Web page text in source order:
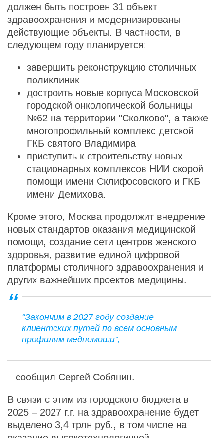
должен быть построен 31 объект
здравоохранения и модернизированы
действующие объекты. В частности, в
следующем году планируется:
завершить реконструкцию столичных
поликлиник
достроить новые корпуса Московской
городской онкологической больницы
№62 на территории "Сколково", а также
многопрофильный комплекс детской
ГКБ святого Владимира
приступить к строительству новых
стационарных комплексов НИИ скорой
помощи имени Склифосовского и ГКБ
имени Демихова.
Кроме этого, Москва продолжит внедрение
новых стандартов оказания медицинской
помощи, создание сети центров женского
здоровья, развитие единой цифровой
платформы столичного здравоохранения и
других важнейших проектов медицины.
"Закончим в 2027 году создание
клиентских путей по всем основным
профилям медпомощи",
– сообщил Сергей Собянин.
В связи с этим из городского бюджета в
2025 – 2027 г.г. на здравоохранение будет
выделено 3,4 трлн руб., в том числе на